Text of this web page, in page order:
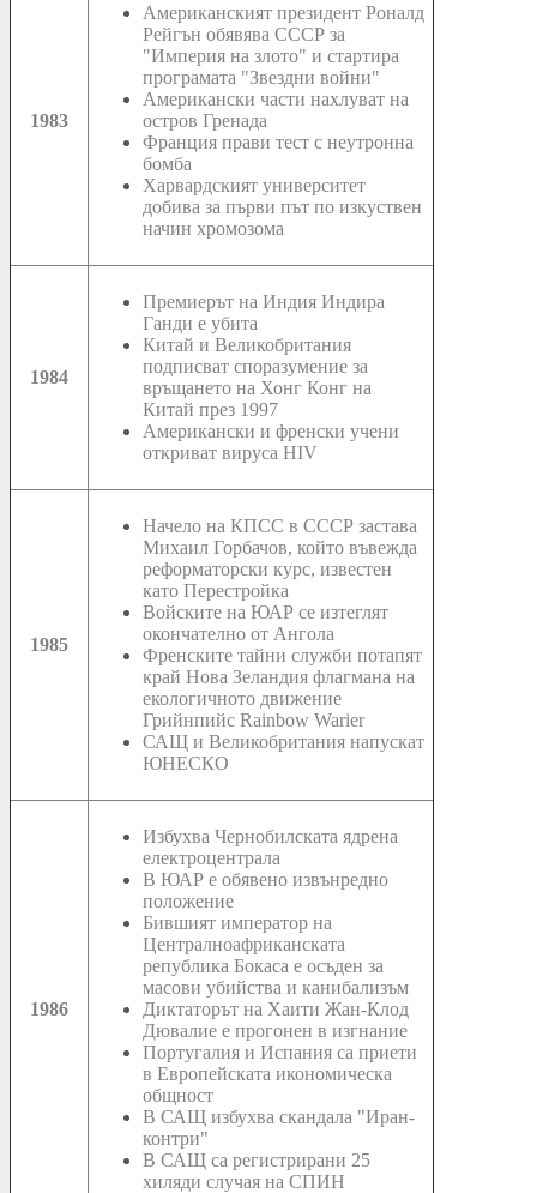
1983
Американският президент Роналд
Рейгън обявява СССР за
"Империя на злото" и стартира
програмата "Звездни войни"
Американски части нахлуват на
остров Гренада
Франция прави тест с неутронна
бомба
Харвардският университет
добива за първи път по изкуствен
начин хромозома
1984
Премиерът на Индия Индира
Ганди е убита
Китай и Великобритания
подписват споразумение за
връщането на Хонг Конг на
Китай през 1997
Американски и френски учени
откриват вируса HIV
1985
Начело на КПСС в СССР застава
Михаил Горбачов, който въвежда
реформаторски курс, известен
като Перестройка
Войските на ЮАР се изтеглят
окончателно от Ангола
Френските тайни служби потапят
край Нова Зеландия флагмана на
екологичното движение
Грийнпийс Rainbow Warier
САЩ и Великобритания напускат
ЮНЕСКО
1986
Избухва Чернобилската ядрена
електроцентрала
В ЮАР е обявено извънредно
положение
Бившият император на
Централноафриканската
република Бокаса е осъден за
масови убийства и канибализъм
Диктаторът на Хаити Жан-Клод
Дювалие е прогонен в изгнание
Португалия и Испания са приети
в Европейската икономическа
общност
В САЩ избухва скандала "Иран-
контри"
В САЩ са регистрирани 25
хиляди случая на СПИН